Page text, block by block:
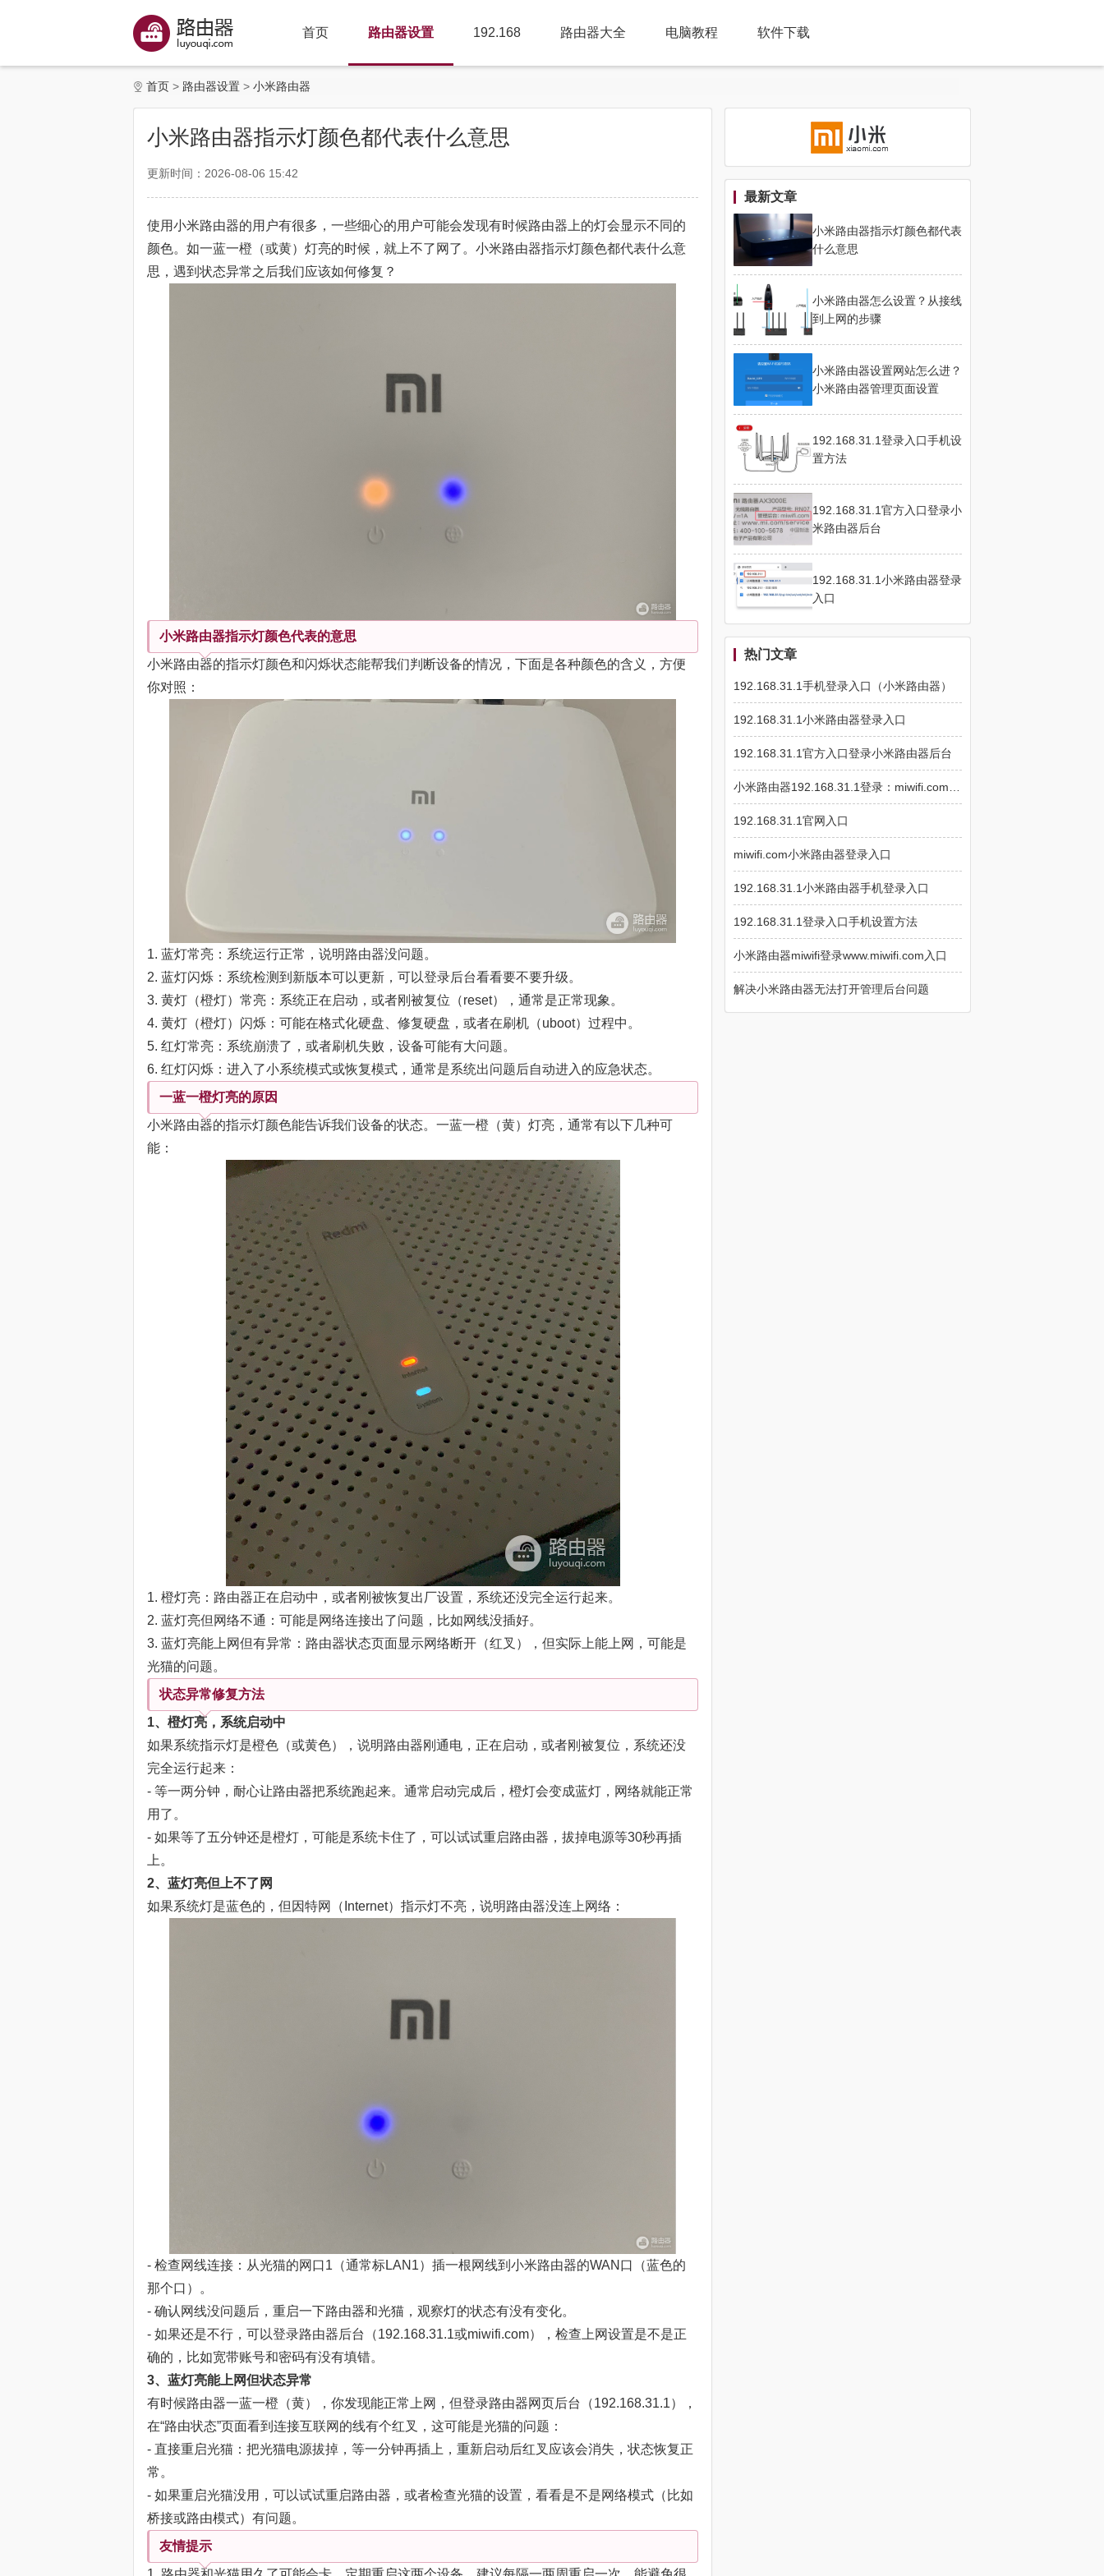
首页 路由器设置 192.168 路由器大全 电脑教程 软件下载
首页 路由器设置 小米路由器
小米路由器指示灯颜色都代表什么意思
更新时间：2026-08-06 15:42
使用小米路由器的用户有很多，一些细心的用户可能会发现有时候路由器上的灯会显示不同的
颜色。如一蓝一橙（或黄）灯亮的时候，就上不了网了。小米路由器指示灯颜色都代表什么意
思，遇到状态异常之后我们应该如何修复？
小米路由器指示灯颜色代表的意思
小米路由器的指示灯颜色和闪烁状态能帮我们判断设备的情况，下面是各种颜色的含义，方便
你对照：
1. 蓝灯常亮：系统运行正常，说明路由器没问题。
2. 蓝灯闪烁：系统检测到新版本可以更新，可以登录后台看看要不要升级。
3. 黄灯（橙灯）常亮：系统正在启动，或者刚被复位（reset），通常是正常现象。
4. 黄灯（橙灯）闪烁：可能在格式化硬盘、修复硬盘，或者在刷机（uboot）过程中。
5. 红灯常亮：系统崩溃了，或者刷机失败，设备可能有大问题。
6. 红灯闪烁：进入了小系统模式或恢复模式，通常是系统出问题后自动进入的应急状态。
一蓝一橙灯亮的原因
小米路由器的指示灯颜色能告诉我们设备的状态。一蓝一橙（黄）灯亮，通常有以下几种可
能：
1. 橙灯亮：路由器正在启动中，或者刚被恢复出厂设置，系统还没完全运行起来。
2. 蓝灯亮但网络不通：可能是网络连接出了问题，比如网线没插好。
3. 蓝灯亮能上网但有异常：路由器状态页面显示网络断开（红叉），但实际上能上网，可能是
光猫的问题。
状态异常修复方法
1、橙灯亮，系统启动中
如果系统指示灯是橙色（或黄色），说明路由器刚通电，正在启动，或者刚被复位，系统还没
完全运行起来：
- 等一两分钟，耐心让路由器把系统跑起来。通常启动完成后，橙灯会变成蓝灯，网络就能正常
用了。
- 如果等了五分钟还是橙灯，可能是系统卡住了，可以试试重启路由器，拔掉电源等30秒再插
上。
2、蓝灯亮但上不了网
如果系统灯是蓝色的，但因特网（Internet）指示灯不亮，说明路由器没连上网络：
- 检查网线连接：从光猫的网口1（通常标LAN1）插一根网线到小米路由器的WAN口（蓝色的
那个口）。
- 确认网线没问题后，重启一下路由器和光猫，观察灯的状态有没有变化。
- 如果还是不行，可以登录路由器后台（192.168.31.1或miwifi.com），检查上网设置是不是正
确的，比如宽带账号和密码有没有填错。
3、蓝灯亮能上网但状态异常
有时候路由器一蓝一橙（黄），你发现能正常上网，但登录路由器网页后台（192.168.31.1），
在“路由状态”页面看到连接互联网的线有个红叉，这可能是光猫的问题：
- 直接重启光猫：把光猫电源拔掉，等一分钟再插上，重新启动后红叉应该会消失，状态恢复正
常。
- 如果重启光猫没用，可以试试重启路由器，或者检查光猫的设置，看看是不是网络模式（比如
桥接或路由模式）有问题。
友情提示
最新文章
小米路由器指示灯颜色都代表
什么意思
小米路由器怎么设置？从接线
到上网的步骤
小米路由器设置网站怎么进？
小米路由器管理页面设置
192.168.31.1登录入口手机设
置方法
192.168.31.1官方入口登录小
米路由器后台
192.168.31.1小米路由器登录
入口
热门文章
192.168.31.1手机登录入口（小米路由器）
192.168.31.1小米路由器登录入口
192.168.31.1官方入口登录小米路由器后台
192.168.31.1官网入口
miwifi.com小米路由器登录入口
192.168.31.1小米路由器手机登录入口
192.168.31.1登录入口手机设置方法
小米路由器miwifi登录www.miwifi.com入口
解决小米路由器无法打开管理后台问题